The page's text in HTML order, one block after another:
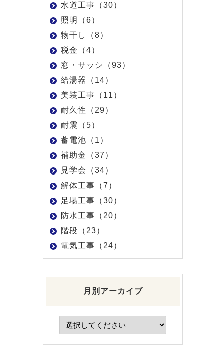
水道工事（30）
照明（6）
物干し（8）
税金（4）
窓・サッシ（93）
給湯器（14）
美装工事（11）
耐久性（29）
耐震（5）
蓄電池（1）
補助金（37）
見学会（34）
解体工事（7）
足場工事（30）
防水工事（20）
階段（23）
電気工事（24）
月別アーカイブ